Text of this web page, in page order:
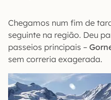
Chegamos num fim de
seguinte na região. Deu
passeios principais –
sem correria exagerada.